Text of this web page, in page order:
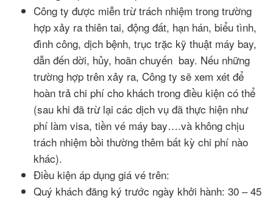
Công ty được miễn trừ trách nhiệm trong trường
hợp xảy ra thiên tai, động đất, hạn hán, biểu tình,
đình công, dịch bệnh, trục trặc kỹ thuật máy bay,
dẫn đến dời, hủy, hoãn chuyến bay. Nếu những
trường hợp trên xảy ra, Công ty sẽ xem xét để
hoàn trả chi phí cho khách trong điều kiện có thể
(sau khi đã trừ lại các dịch vụ đã thực hiện như
phí làm visa, tiền vé máy bay….và không chịu
trách nhiệm bồi thường thêm bất kỳ chi phí nào
khác).
Điều kiện áp dụng giá vé trên:
Quý khách đăng ký trước ngày khởi hành: 30 – 45